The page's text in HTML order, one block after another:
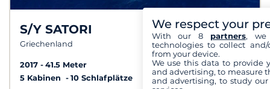
S/Y SATORI
Griechenland
9,5 /10
2017
41.5 Meter
5 Kabinen
10 Schlafplätze
We respect your
With our 8 partners, we
technologies to collect
from your device.
We use this data to provide
and advertising, to measure
and advertising, to study